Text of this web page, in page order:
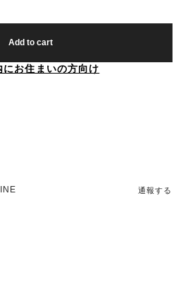
Add to cart
にお住まいの方向け
通報する